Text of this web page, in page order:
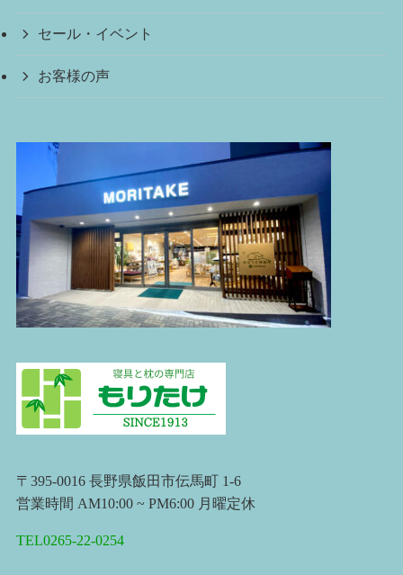
セール・イベント
お客様の声
〒395-0016 長野県飯田市伝馬町 1-6
営業時間 AM10:00 ~ PM6:00 月曜定休
TEL0265-22-0254